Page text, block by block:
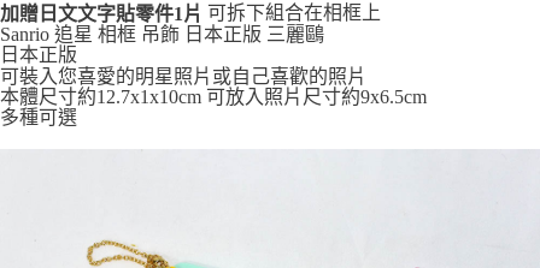
付款後7-11取貨
每筆NT$65，滿NT$999(含以上)免運費
宅配
每筆NT$100，滿NT$999(含以上)免運費
加贈日文文字貼零件1片 可拆下組合在相框上
Sanrio 追星 相框 吊飾 日本正版 三麗鷗
日本正版
可裝入您喜愛的明星照片或自己喜歡的照片
本體尺寸約12.7x1x10cm 可放入照片尺寸約9x6.5cm
多種可選